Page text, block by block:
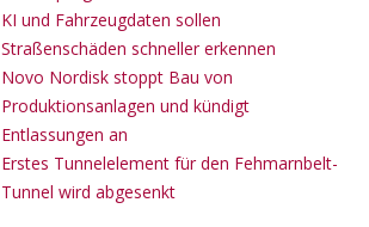
KI und Fahrzeugdaten sollen
Straßenschäden schneller erkennen
Novo Nordisk stoppt Bau von
Produktionsanlagen und kündigt
Entlassungen an
Erstes Tunnelelement für den Fehmarnbelt-
Tunnel wird abgesenkt